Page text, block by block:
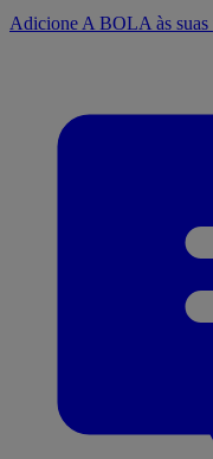
Adicione A BOLA às suas